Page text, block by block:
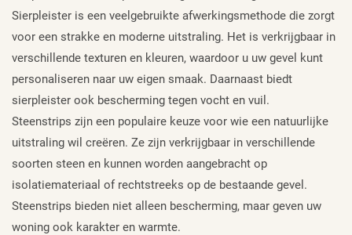
Sierpleister is een veelgebruikte afwerkingsmethode die zorgt
voor een strakke en moderne uitstraling. Het is verkrijgbaar in
verschillende texturen en kleuren, waardoor u uw gevel kunt
personaliseren naar uw eigen smaak. Daarnaast biedt
sierpleister ook bescherming tegen vocht en vuil.
Steenstrips zijn een populaire keuze voor wie een natuurlijke
uitstraling wil creëren. Ze zijn verkrijgbaar in verschillende
soorten steen en kunnen worden aangebracht op
isolatiemateriaal of rechtstreeks op de bestaande gevel.
Steenstrips bieden niet alleen bescherming, maar geven uw
woning ook karakter en warmte.